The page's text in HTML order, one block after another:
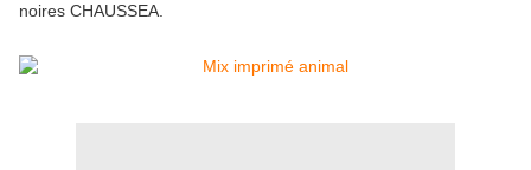
noires CHAUSSEA.